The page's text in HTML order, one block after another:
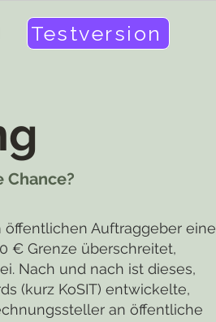
Testversion
Chance?
Auftraggeber eine
€ Grenze überschreitet,
Nach und nach ist dieses,
(kurz KoSIT) entwickelte,
an öffentliche